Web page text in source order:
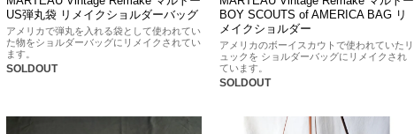
US弾丸袋 リメイクショルダーバッグ
アメリカで弾丸を入れる袋として使われてい
た物をショルダーバッグにリメイクされてい
ます。
SOLDOUT
BOY SCOUTS of AMERICA BAG リ
メイクショルダー
アメリカのボーイスカウトで使われていたリ
ュックを ショルダーバッグにリメイクされ
ています。
SOLDOUT